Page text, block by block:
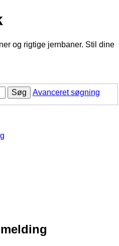
og rigtige jernbaner. Stil dine
Søg Avanceret søgning